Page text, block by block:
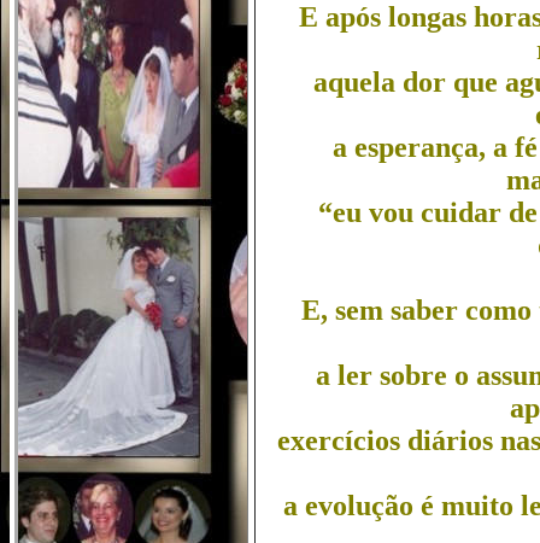
E após longas
aquela dor que
a esperança, a
“eu vou cuidar
E, sem saber
a ler sobre o
exercícios diários
a evolução é muito